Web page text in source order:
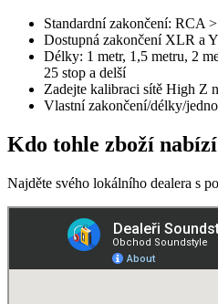
Standardní zakončení: RCA
Dostupná zakončení XLR a Y
Délky: 1 metr, 1,5 metru, 2
25 stop a delší
Zadejte kalibraci sítě High Z
Vlastní zakončení/délky/
Kdo tohle zboží nabízí
Najděte svého lokálního dealera s